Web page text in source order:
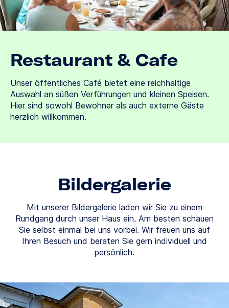
Restaurant & Cafe
Unser öffentliches Café bietet eine reichhaltige
Auswahl an süßen Verführungen und kleinen Speisen.
Hier sind sowohl Bewohner als auch externe Gäste
herzlich willkommen.
Bildergalerie
Mit unserer Bildergalerie laden wir Sie zu einem
Rundgang durch unser Haus ein. Am besten schauen
Sie selbst einmal bei uns vorbei. Wir freuen uns auf
Ihren Besuch und beraten Sie gern individuell und
persönlich.